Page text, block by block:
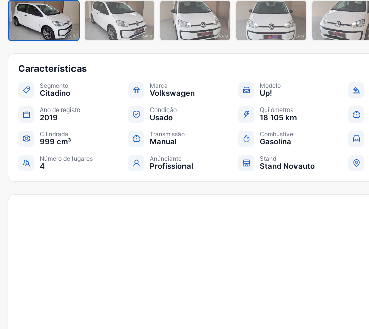
Características
Segmento
Citadino
Marca
Volkswagen
Modelo
Up!
Ano de registo
2019
Condição
Usado
Quilómetros
18 105 km
Cilindrada
999 cm³
Transmissão
Manual
Combustível
Gasolina
Número de lugares
4
Anúnciante
Profissional
Stand
Stand Novauto